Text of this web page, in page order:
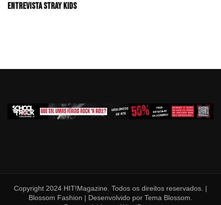
Entrevista Stray Kids
Copyright 2024 HIT!Magazine. Todos os direitos reservados. |
Blossom Fashion | Desenvolvido por Tema Blossom.